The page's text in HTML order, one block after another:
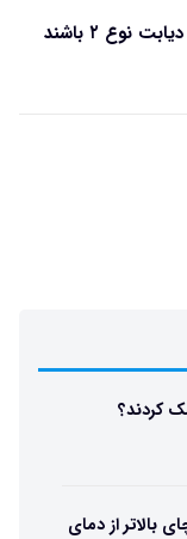
۲ باشند
کردند؟
بالاتر از دمای